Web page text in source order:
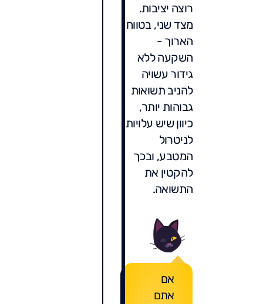
רוצה יציבות.
מצד שני, בטווח
הארוך -
השקעה ללא
גידור עשויה
להניב תשואות
גבוהות יותר,
כיוון שיש עלויות
לניטרול
המטבע, ובכך
להקטין את
התשואה.
אם
אתם